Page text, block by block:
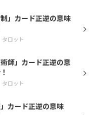
」カード正逆の意味
タロット
師」カード正逆の意
タロット
カード正逆の意味